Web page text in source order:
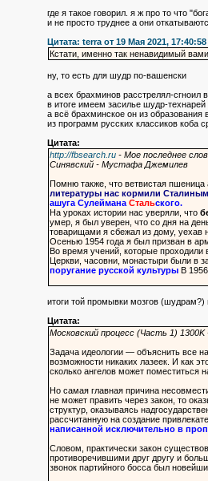
где я такое говорил. я ж про то что
и не просто труднее а они
Цитата: terra от 19 Мая 2021, 17:40:58
Кстати, именно так ненавидимый
ну, то есть для шудр по-вашенски
а всех брахминов расстрелял-сгноил в
в итоге имеем засилье шудр-
а всё брахминское он из
из программ русских классиков коба
Цитата:
http://fbsearch.ru- Мое последнее
Синявский - Мустафа Джемилев
Помню также, что ветвистая
литературы нас кормили
ашуга Сулеймана Стальского.
На уроках истории нас уверяли, что
умер, я был уверен, что со дня на
товарищами я сбежал из дому, уехав
Осенью 1954 года я был призван в
Во время учений, которые
Церкви, часовни, монастыри были в
поругание русской культурыВ 1956
итоги той промывки мозгов (шудрам?)
Цитата:
Московский процесс (Часть 1)
Задача идеологии — объяснить все
возможности никаких лазеек. И как
сколько ангелов может поместиться
Но самая главная причина
не может править через закон, то
структур, оказываясь
рассчитанную на создание
написанной исключительно в
Словом, практически закон
противоречившими друг другу и
звонок партийного босса был